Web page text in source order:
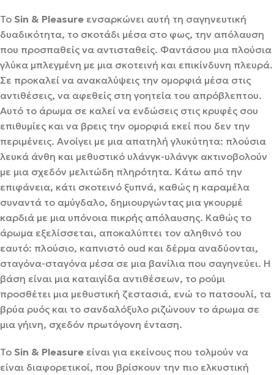
Το Sin & Pleasure ενσαρκώνει αυτή τη σαγηνευτική
δυαδικότητα, το σκοτάδι μέσα στο φως, την απόλαυση
που προσπαθείς να αντισταθείς. Φαντάσου μια πλούσια
γλύκα μπλεγμένη με μια σκοτεινή και επικίνδυνη πλευρά.
Σε προκαλεί να ανακαλύψεις την ομορφιά μέσα στις
αντιθέσεις, να αφεθείς στη γοητεία του απρόβλεπτου.
Αυτό το άρωμα σε καλεί να ενδώσεις στις κρυφές σου
επιθυμίες και να βρεις την ομορφιά εκεί που δεν την
περιμένεις. Ανοίγει με μια απατηλή γλυκύτητα: πλούσια
λευκά άνθη και μεθυστικό υλάνγκ-υλάνγκ ακτινοβολούν
με μια σχεδόν μελιτώδη πληρότητα. Κάτω από την
επιφάνεια, κάτι σκοτεινό ξυπνά, καθώς η καραμέλα
συναντά το αμύγδαλο, δημιουργώντας μια γκουρμέ
καρδιά με μια υπόνοια πικρής απόλαυσης. Καθώς το
άρωμα εξελίσσεται, αποκαλύπτει τον αληθινό του
εαυτό: πλούσιο, καπνιστό oud και δέρμα αναδύονται,
σταγόνα-σταγόνα μέσα σε μια βανίλια που σαγηνεύει. Η
βάση είναι μια καταιγίδα αντιθέσεων, το ρούμι
προσθέτει μια μεθυστική ζεστασιά, ενώ το πατσουλί, τα
βρύα ρυός και το σανδαλόξυλο ριζώνουν το άρωμα σε
μια γήινη, σχεδόν πρωτόγονη ένταση.
Το Sin & Pleasure είναι για εκείνους που τολμούν να
είναι διαφορετικοί, που βρίσκουν την πιο ελκυστική